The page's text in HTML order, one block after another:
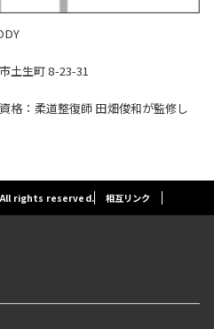
土生町 8-23-31
格：柔道整復師 田畑俊和が監修し
rights reserved. 相互リンク